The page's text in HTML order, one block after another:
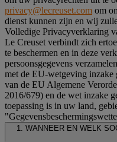
privacy@lecreuset.com om
dienst kunnen zijn en wij
Volledige Privacyverklaring
Le Creuset verbindt zich
te beschermen en in deze
persoonsgegevens
met de EU-wetgeving inzake
van de EU Algemene
2016/679) en de wet inzake
toepassing is in uw land,
1. WANNEER EN WELK